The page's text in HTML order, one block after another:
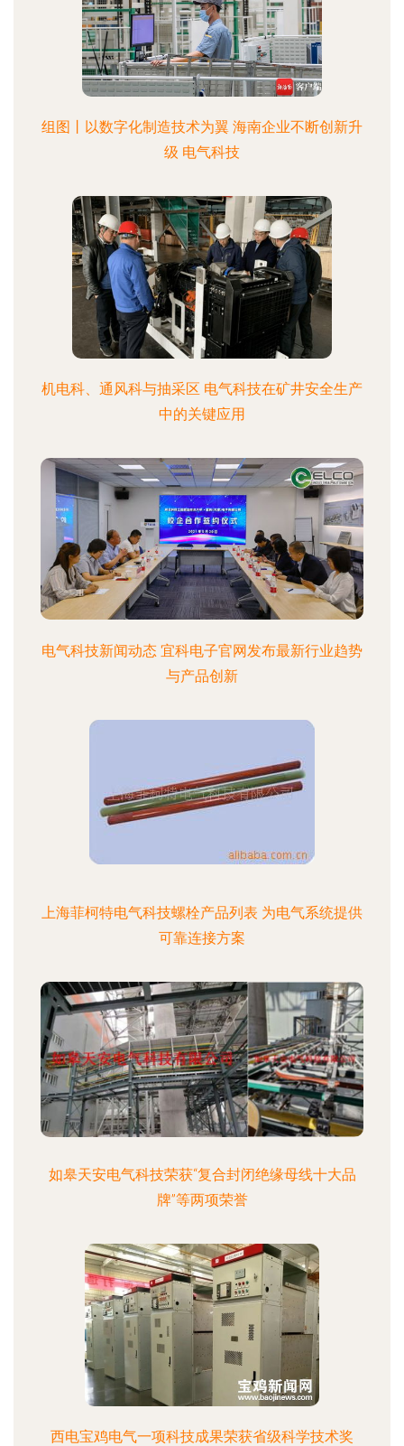
组图丨以数字化制造技术为翼 海南企业不断创新升
级 电气科技
机电科、通风科与抽采区 电气科技在矿井安全生产
中的关键应用
电气科技新闻动态 宜科电子官网发布最新行业趋势
与产品创新
上海菲柯特电气科技螺栓产品列表 为电气系统提供
可靠连接方案
如皋天安电气科技荣获“复合封闭绝缘母线十大品
牌”等两项荣誉
西电宝鸡电气一项科技成果荣获省级科学技术奖